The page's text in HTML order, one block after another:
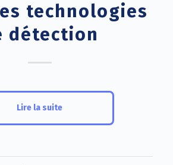
technologies
détection
Lire la suite